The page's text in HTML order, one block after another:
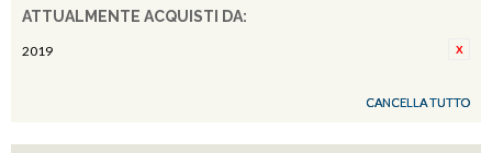
ATTUALMENTE ACQUISTI DA:
2019
CANCELLA TUTTO